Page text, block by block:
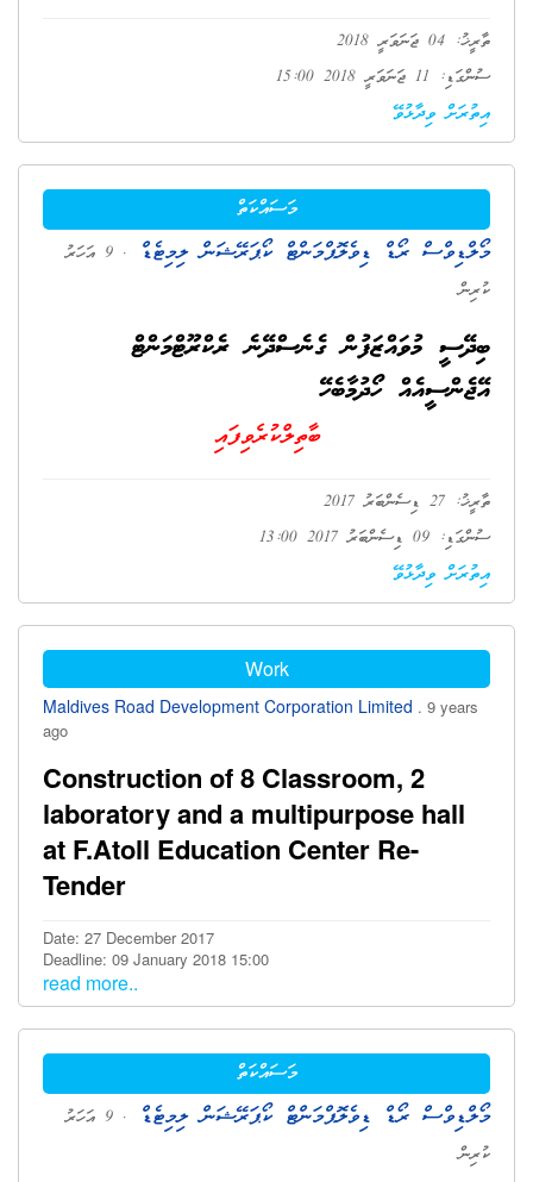
ތާރީޚު: 04 ޖަނަވަރީ 2018
ސުންގަޑި: 11 ޖަނަވަރީ 2018 15:00
އިތުރަށް ވިދާޅުވޭ
މަސައްކަތް
މޯލްޑިވްސް ރޯޑް ޑިވެލޮޕްމަންޓް ކޯޕަރޭޝަން ލިމިޓެޑް
. 9 އަހަރު
ކުރިން
ބިދޭސީ މުވައްޒަފުން ގެނެސްދޭނެ ރެކްރޫޓްމަންޓް
އޭޖެންސީއެއް ހޯދުމާބެހޭ
ބާތިލްކުރެވިފައި
ތާރީޚު: 27 ޑިސެންބަރު 2017
ސުންގަޑި: 09 ޑިސެންބަރު 2017 13:00
އިތުރަށް ވިދާޅުވޭ
Work
Maldives Road Development Corporation Limited . 9 years
ago
Construction of 8 Classroom, 2
laboratory and a multipurpose hall
at F.Atoll Education Center Re-
Tender
Date: 27 December 2017
Deadline: 09 January 2018 15:00
read more..
މަސައްކަތް
މޯލްޑިވްސް ރޯޑް ޑިވެލޮޕްމަންޓް ކޯޕަރޭޝަން ލިމިޓެޑް
. 9 އަހަރު
ކުރިން